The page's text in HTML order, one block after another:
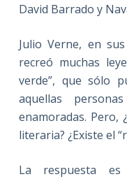
oDavid Barrado y
Julio Verne, en
recreó muchas
verde”, que sólo
aquellas
enamoradas. Pero,
literaria? ¿Existe el
La respuesta es